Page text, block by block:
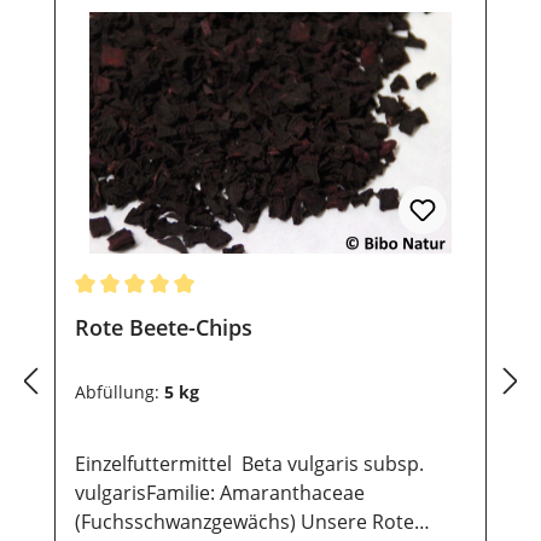
vor direkter Sonneneinstrahlung geschützt
werden, damit die wertvollen Inhaltsstoffe
lange erhalten bleiben.
Durchschnittliche Bewertung von 5 von 5 Sternen
Rote Beete-Chips
Abfüllung: 5 kg
Einzelfuttermittel Beta vulgaris subsp.
vulgarisFamilie: Amaranthaceae
(Fuchsschwanzgewächs) Unsere Rote